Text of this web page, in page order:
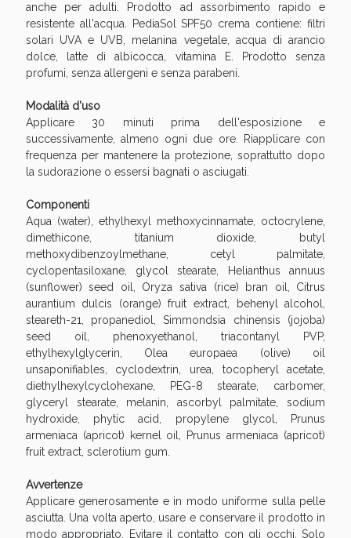
anche per adulti. Prodotto ad assorbimento rapido e
resistente all'acqua. PediaSol SPF50 crema contiene: filtri
solari UVA e UVB, melanina vegetale, acqua di arancio
dolce, latte di albicocca, vitamina E. Prodotto senza
profumi, senza allergeni e senza parabeni.
Modalità d'uso
Applicare 30 minuti prima dell'esposizione e
successivamente, almeno ogni due ore. Riapplicare con
frequenza per mantenere la protezione, soprattutto dopo
la sudorazione o essersi bagnati o asciugati.
Componenti
Aqua (water), ethylhexyl methoxycinnamate, octocrylene,
dimethicone, titanium dioxide, butyl
methoxydibenzoylmethane, cetyl palmitate,
cyclopentasiloxane, glycol stearate, Helianthus annuus
(sunflower) seed oil, Oryza sativa (rice) bran oil, Citrus
aurantium dulcis (orange) fruit extract, behenyl alcohol,
steareth-21, propanediol, Simmondsia chinensis (jojoba)
seed oil, phenoxyethanol, triacontanyl PVP,
ethylhexylglycerin, Olea europaea (olive) oil
unsaponifiables, cyclodextrin, urea, tocopheryl acetate,
diethylhexylcyclohexane, PEG-8 stearate, carbomer,
glyceryl stearate, melanin, ascorbyl palmitate, sodium
hydroxide, phytic acid, propylene glycol, Prunus
armeniaca (apricot) kernel oil, Prunus armeniaca (apricot)
fruit extract, sclerotium gum.
Avvertenze
Applicare generosamente e in modo uniforme sulla pelle
asciutta. Una volta aperto, usare e conservare il prodotto in
modo appropriato. Evitare il contatto con gli occhi. Solo
Benessere Intestinale: Sconto fino al 55% valido
Scopri le offerte di Oggi